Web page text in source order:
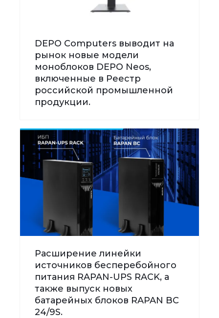
DEPO Computers выводит на
рынок новые модели
моноблоков DEPO Neos,
включенные в Реестр
российской промышленной
продукции.
Расширение линейки
источников бесперебойного
питания RAPAN-UPS RACK, а
также выпуск новых
батарейных блоков RAPAN BC
24/9S.